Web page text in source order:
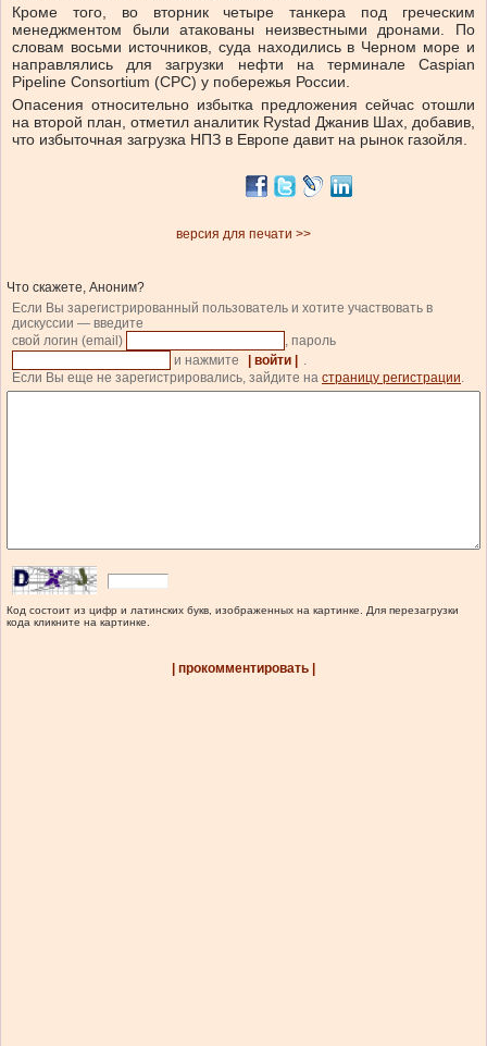
Кроме того, во вторник четыре танкера под греческим
менеджментом были атакованы неизвестными дронами. По
словам восьми источников, суда находились в Черном море и
направлялись для загрузки нефти на терминале Caspian
Pipeline Consortium (CPC) у побережья России.
Опасения относительно избытка предложения сейчас отошли
на второй план, отметил аналитик Rystad Джанив Шах, добавив,
что избыточная загрузка НПЗ в Европе давит на рынок газойля.
версия для печати >>
Что скажете, Аноним?
Если Вы зарегистрированный пользователь и хотите участвовать в
дискуссии — введите
свой логин (email)
, пароль
и нажмите
| войти |
.
Если Вы еще не зарегистрировались, зайдите на страницу регистрации.
Код состоит из цифр и латинских букв, изображенных на картинке. Для перезагрузки
кода кликните на картинке.
| прокомментировать |